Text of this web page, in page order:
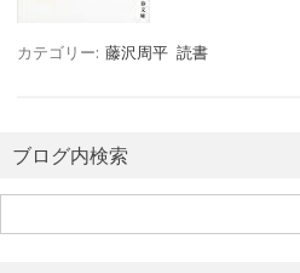
カテゴリー: 藤沢周平 読書
ブログ内検索
索: